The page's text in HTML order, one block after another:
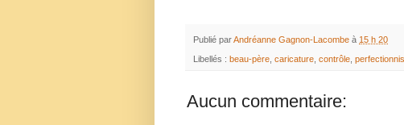
Publié parAndréanne Gagnon-Lacombe à 15 h 20
Libellés : beau-père caricature contrôle
Aucun commentaire: